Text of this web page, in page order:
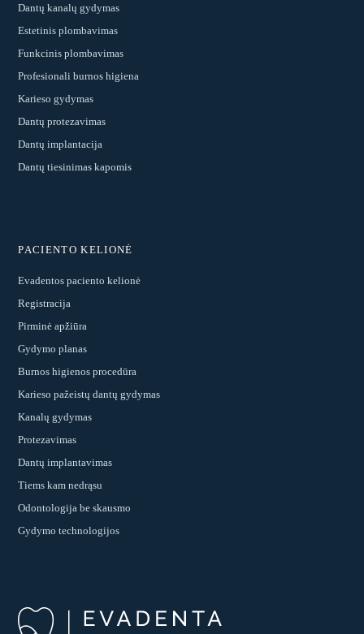
Dantų kanalų gydymas
Estetinis plombavimas
Funkcinis plombavimas
Profesionali burnos higiena
Karieso gydymas
Dantų protezavimas
Dantų implantacija
Dantų tiesinimas kapomis
PACIENTO KELIONĖ
Evadentos paciento kelionė
Registracija
Pirminė apžiūra
Gydymo planas
Burnos higienos procedūra
Karieso pažeistų dantų gydymas
Kanalų gydymas
Protezavimas
Dantų implantavimas
Tiems kam nedrąsu
Odontologija be skausmo
Gydymo technologijos